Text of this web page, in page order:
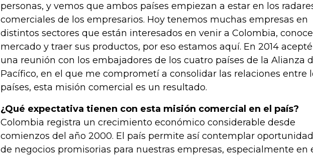
personas, y vemos que ambos países empiezan a estar en los
comerciales de los empresarios. Hoy tenemos muchas empresas en
distintos sectores que están interesados en venir a Colombia,
mercado y traer sus productos, por eso estamos aquí. En 2014 acepté
una reunión con los embajadores de los cuatro países de la Alianza
Pacífico, en el que me comprometí a consolidar las relaciones entre
países, esta misión comercial es un resultado.
¿Qué expectativa tienen con esta misión comercial en el país?
Colombia registra un crecimiento económico considerable desde
comienzos del año 2000. El país permite así contemplar
de negocios promisorias para nuestras empresas, especialmente en